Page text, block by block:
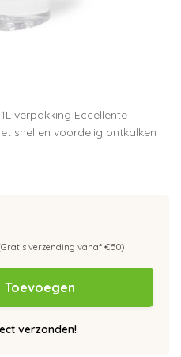
verpakking Eccellente
snel en voordelig ontkalken
verzending vanaf €50)
Toevoegen
verzonden!